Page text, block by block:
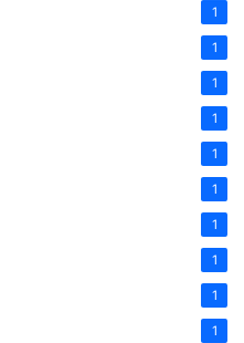
1
1
1
1
1
1
1
1
1
1